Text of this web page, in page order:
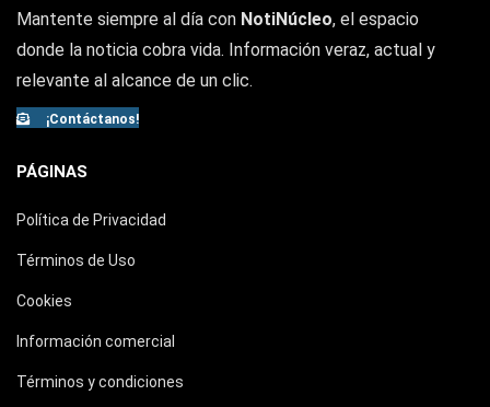
Mantente siempre al día con NotiNúcleo, el espacio
donde la noticia cobra vida. Información veraz, actual y
relevante al alcance de un clic.
¡Contáctanos!
PÁGINAS
Política de Privacidad
Términos de Uso
Cookies
Información comercial
Términos y condiciones